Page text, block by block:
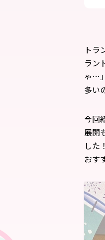
トラ
ラン
ゃ…
多い
今回
展開
した！
おす